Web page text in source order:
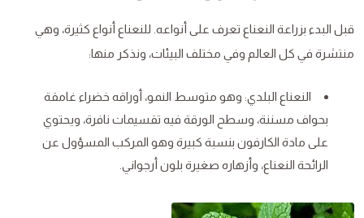
قبل البدء بزراعة النعناع تعرف على أنواعه. للنعناع أنواع كثيرة، وهي
منتشرة في كل العالم وفي مختلف البيئات، ونذكر منها:
النعناع البلدي: وهو متوسط النمو، أوراقه خضراء غامقة
بحواف مسننة، وسطح الورقة فيه تقسيمات نافرة، ويحتوي
على مادة الكارفون بنسبة كبيرة وهو المركب المسؤول عن
الرائحة النعناع، وأزهاره صغيرة بلون أرجواني.